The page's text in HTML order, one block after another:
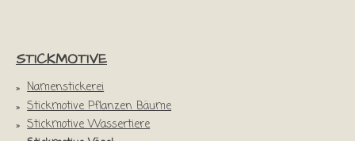
u
g
:
0
STICKMOTIVE
Namenstickerei
Stickmotive Pflanzen Bäume
Stickmotive Wassertiere